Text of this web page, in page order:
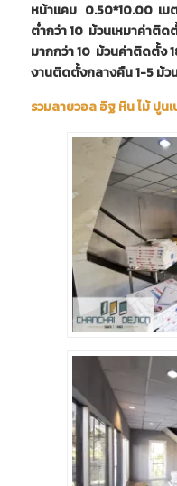
หน้าแคบ 0.50*10.00 เม
ต่ำกว่า 10 ม้วนเหมาค่าติด
มากกว่า 10 ม้วนค่าติดตั้ง
งานติดตั้งกลางคืน 1-5 ม้
รวมลายวอล อิฐ หิน ไม้ ปูน